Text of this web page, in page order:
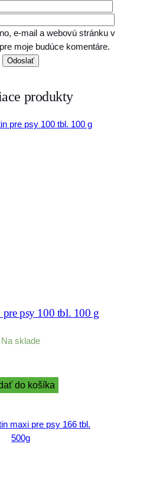
e-mail a webovú stránku v
moje budúce komentáre.
produkty
psy 100 tbl. 100 g
Na sklade
do košíka